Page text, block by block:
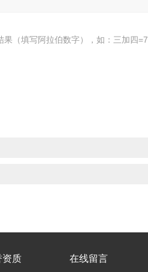
果（填写阿拉伯数字），如：三加四=7
资质 在线留言